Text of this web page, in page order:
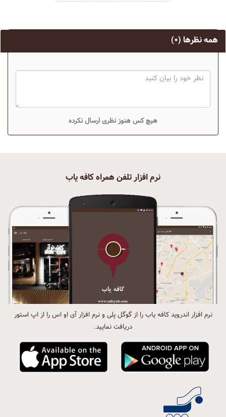
همه نظرها (۰)
هیچ کس هنوز نظری ارسال نکرده
نرم افزار تلفن همراه کافه یاب
نرم افزار اندروید کافه یاب را از گوگل پلی و نرم افزار آی او اس را از اپ استور
دریافت نمایید.